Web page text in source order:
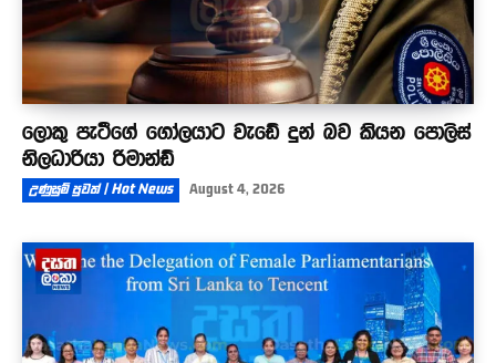
ලොකු පැටීගේ ගෝලයාට වැඩේ දුන් බව කියන පොලිස්
නිලධාරියා රිමාන්ඩ්
උණුසුම් පුවත් | Hot News August 4, 2026